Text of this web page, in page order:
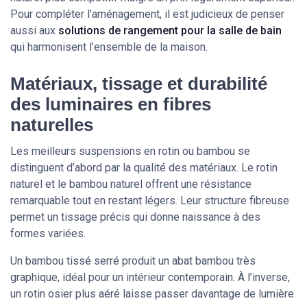
Pour compléter l’aménagement, il est judicieux de penser
aussi aux solutions de rangement pour la salle de bain
qui harmonisent l’ensemble de la maison.
Matériaux, tissage et durabilité
des luminaires en fibres
naturelles
Les meilleurs suspensions en rotin ou bambou se
distinguent d’abord par la qualité des matériaux. Le rotin
naturel et le bambou naturel offrent une résistance
remarquable tout en restant légers. Leur structure fibreuse
permet un tissage précis qui donne naissance à des
formes variées.
Un bambou tissé serré produit un abat bambou très
graphique, idéal pour un intérieur contemporain. À l’inverse,
un rotin osier plus aéré laisse passer davantage de lumière